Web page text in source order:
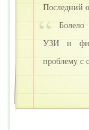
Последний
Болело
УЗИ и
проблему с